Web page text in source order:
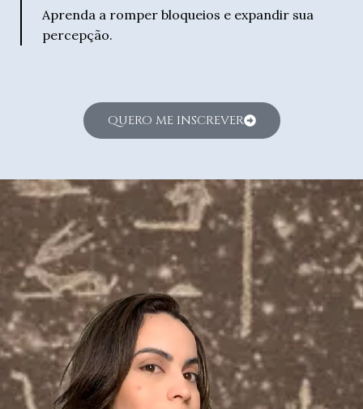
Aprenda a romper bloqueios e expandir sua
percepção.
QUERO ME INSCREVER